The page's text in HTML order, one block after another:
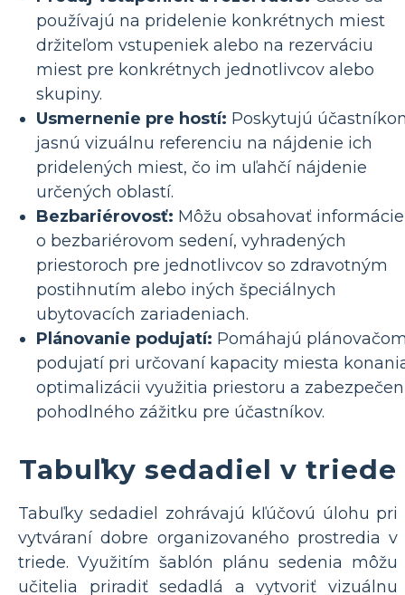
používajú na pridelenie konkrétnych miest
držiteľom vstupeniek alebo na rezerváciu
miest pre konkrétnych jednotlivcov alebo
skupiny.
Usmernenie pre hostí: Poskytujú
jasnú vizuálnu referenciu na nájdenie ich
pridelených miest, čo im uľahčí nájdenie
určených oblastí.
Bezbariérovosť: Môžu obsahovať informácie
o bezbariérovom sedení, vyhradených
priestoroch pre jednotlivcov so zdravotným
postihnutím alebo iných špeciálnych
ubytovacích zariadeniach.
Plánovanie podujatí: Pomáhajú
podujatí pri určovaní kapacity miesta
optimalizácii využitia priestoru a
pohodlného zážitku pre účastníkov.
Tabuľky sedadiel v triede
Tabuľky sedadiel zohrávajú kľúčovú úlohu pri
vytváraní dobre organizovaného prostredia v
triede. Využitím šablón plánu sedenia môžu
učitelia priradiť sedadlá a vytvoriť vizuálnu